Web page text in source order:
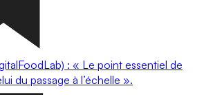
: « Le point essentiel de
du passage à l’échelle ».